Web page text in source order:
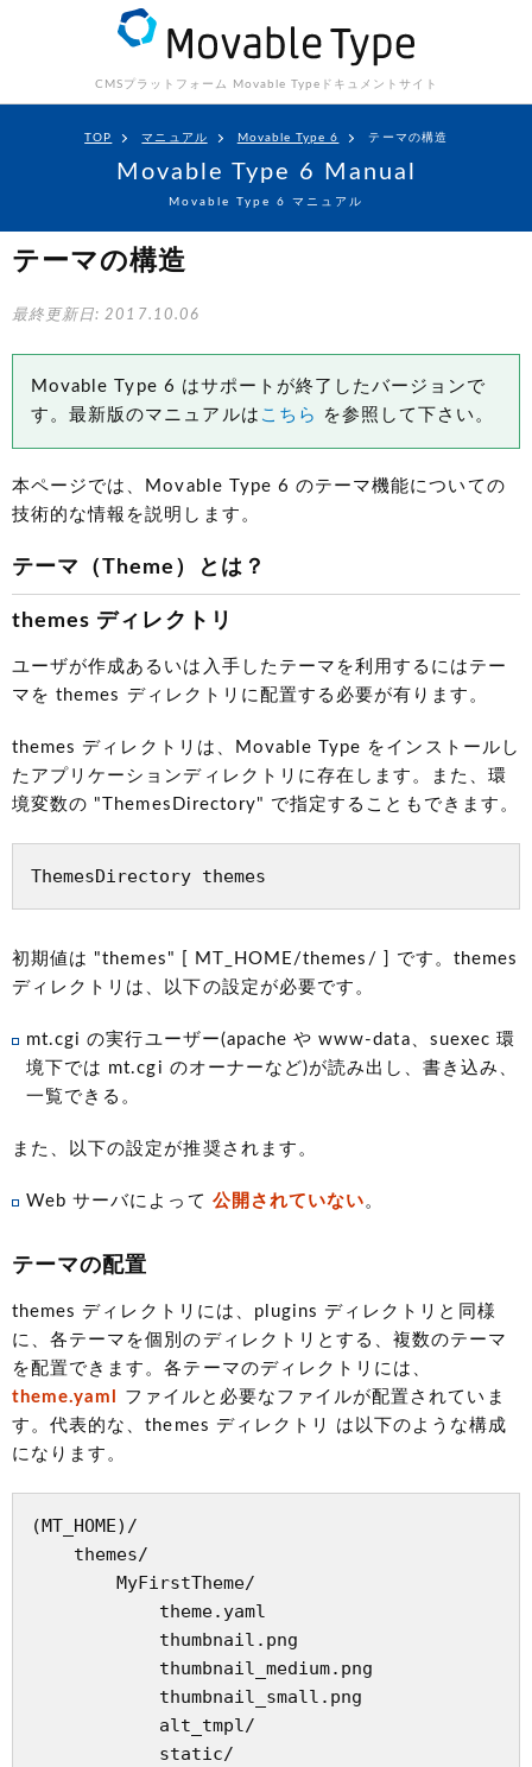
CMSプラットフォーム Movable Type ドキュメントサイト
TOP マニュアル Movable Type 6 テーマの構造
Movable Type 6 Manual
Movable Type 6 マニュアル
テーマの構造
最終更新日: 2017.10.06
Movable Type 6 はサポートが終了したバージョンで
す。最新版のマニュアルは こちら を参照して下さい。
本ページでは、Movable Type 6 のテーマ機能についての
技術的な情報を説明します。
テーマ（Theme）とは？
themes ディレクトリ
ユーザが作成あるいは入手したテーマを利用するにはテー
マを themes ディレクトリに配置する必要が有ります。
themes ディレクトリは、Movable Type をインストールし
たアプリケーションディレクトリに存在します。また、環
境変数の "ThemesDirectory" で指定することもできます。
初期値は "themes" [ MT_HOME/themes/ ] です。themes
ディレクトリは、以下の設定が必要です。
mt.cgi の実行ユーザー(apache や www-data、suexec 環
境下では mt.cgi のオーナーなど)が読み出し、書き込み、
一覧できる。
また、以下の設定が推奨されます。
Web サーバによって 公開されていない。
テーマの配置
themes ディレクトリには、plugins ディレクトリと同様
に、各テーマを個別のディレクトリとする、複数のテーマ
を配置できます。各テーマのディレクトリには、
theme.yaml
ファイルと必要なファイルが配置されていま
す。代表的な、themes ディレクトリ は以下のような構成
になります。
(MT_HOME)/
    themes/
        MyFirstTheme/
            theme.yaml
            thumbnail.png
            thumbnail_medium.png
            thumbnail_small.png
            alt_tmpl/
            static/